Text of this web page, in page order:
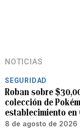
NOTICIAS
SEGURIDAD
Roban sobre
colección de
establecimiento en
8 de agosto de 2026